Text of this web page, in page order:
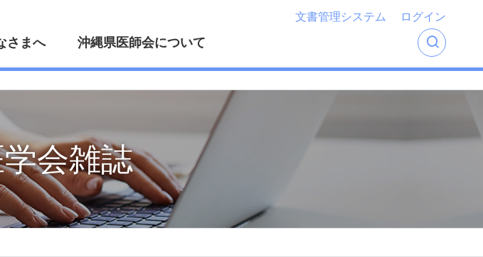
さまへ 沖縄県医師会について
文書管理システム ログイン
会雑誌